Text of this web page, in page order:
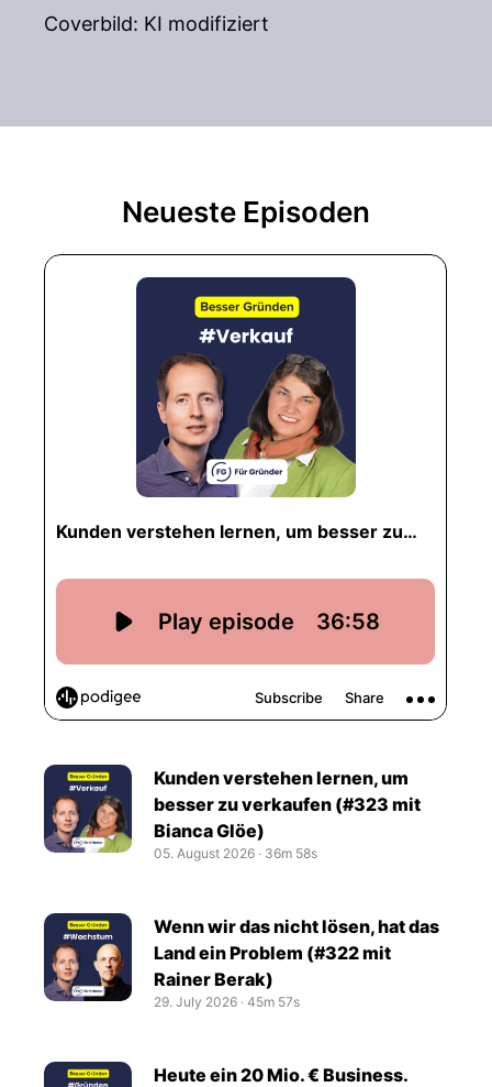
Coverbild: KI modifiziert
Neueste Episoden
Kunden verstehen lernen, um
besser zu verkaufen (#323 mit
Bianca Glöe)
05. August 2026 ‧ 36m 58s
Wenn wir das nicht lösen, hat das
Land ein Problem (#322 mit
Rainer Berak)
29. July 2026 ‧ 45m 57s
Heute ein 20 Mio. € Business.